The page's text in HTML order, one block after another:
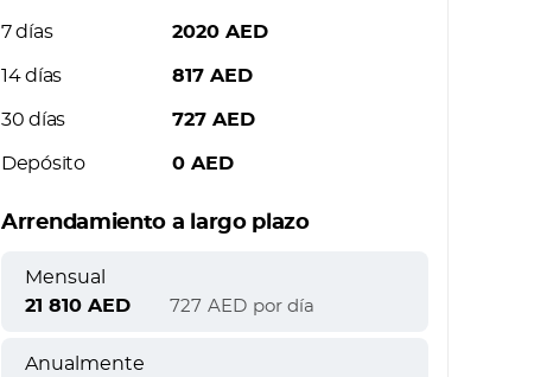
7 días 2020 AED
14 días 817 AED
30 días 727 AED
Depósito 0 AED
Arrendamiento a largo plazo
Mensual
21 810 AED 727 AED por día
Anualmente